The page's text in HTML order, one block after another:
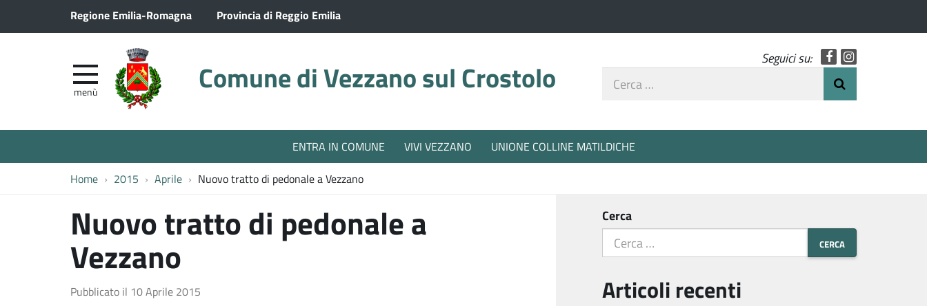
Regione Emilia-Romagna Provincia di Reggio Emilia
Comune di Vezzano sul Crostolo
menù
Seguici su: Facebook
Cerca
ENTRA IN COMUNE VIVI VEZZANO UNIONE COLLINE MATILDICHE
Home 2015 Aprile Nuovo tratto di pedonale a Vezzano
Nuovo tratto di pedonale a
Vezzano
Pubblicato il 10 Aprile 2015
Cerca
Articoli recenti